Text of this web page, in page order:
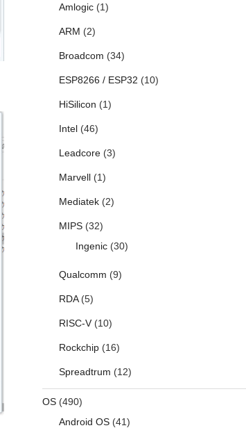
Amlogic(1)
ARM (2)
Broadcom (34)
ESP8266 / ESP32 (10)
HiSilicon (1)
Intel(46)
Leadcore(3)
Marvell(1)
Mediatek(2)
MIPS(32)
Ingenic(30)
Qualcomm (9)
RDA(5)
RISC-V(10)
Rockchip(16)
Spreadtrum (12)
OS(490)
Android OS(41)